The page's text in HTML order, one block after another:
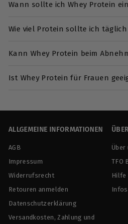
Wann sollte ich Whey Protein
Wie viel Protein sollte ich
Kann Whey Protein beim
Ist Whey Protein für Frauen
ALLGEMEINE INFORMATIONEN
AGB
Impressum
Widerrufsrecht
Retouren anmelden
Datenschutzerklärung
Versandkosten, Zahlung und
Über
TFO
Hilfe